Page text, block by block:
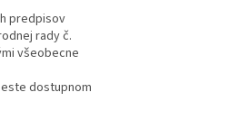
predpisov
rady č.
všeobecne
dostupnom